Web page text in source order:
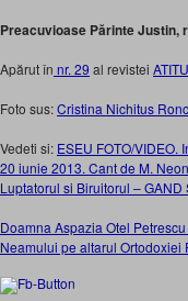
Preacuvioase Părinte Justin,
Apărut în nr. 29 al revistei
Foto sus:Cristina Nichitus
Vedeti si: ESEU FOTO/
20 iunie 2013. Cant de M.
Luptatorul si Biruitorul – GAND
Doamna Aspazia Otel
Neamului pe altarul Ortodoxiei